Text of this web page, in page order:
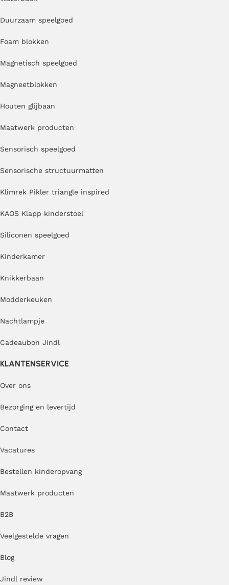
Duurzaam speelgoed
Foam blokken
Magnetisch speelgoed
Magneetblokken
Houten glijbaan
Maatwerk producten
Sensorisch speelgoed
Sensorische structuurmatten
Klimrek Pikler triangle inspired
KAOS Klapp kinderstoel
Siliconen speelgoed
Kinderkamer
Knikkerbaan
Modderkeuken
Nachtlampje
Cadeaubon Jindl
KLANTENSERVICE
Over ons
Bezorging en levertijd
Contact
Vacatures
Bestellen kinderopvang
Maatwerk producten
B2B
Veelgestelde vragen
Blog
Jindl review